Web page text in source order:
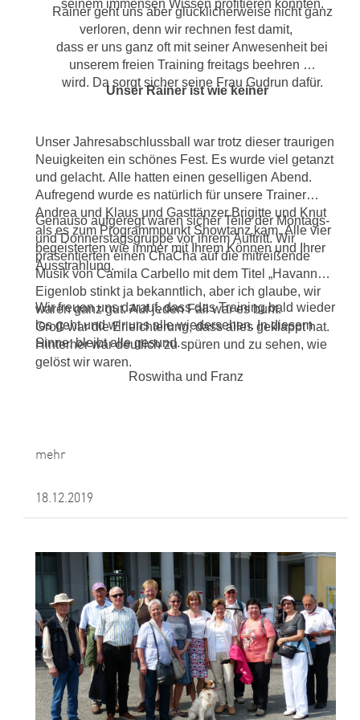
seinem immensen Wissen profitieren konnten.
Rainer geht uns aber glücklicherweise nicht ganz
verloren, denn wir rechnen fest damit,
dass er uns ganz oft mit seiner Anwesenheit bei
unserem freien Training freitags beehren
wird. Da sorgt sicher seine Frau Gudrun dafür.
Unser Rainer ist wie keiner
Unser Jahresabschlussball war trotz dieser traurigen
Neuigkeiten ein schönes Fest. Es wurde viel getanzt
und gelacht. Alle hatten einen geselligen Abend.
Aufregend wurde es natürlich für unsere Trainer
Andrea und Klaus und Gasttänzer Brigitte und Knut
als es zum Programmpunkt Showtanz kam. Alle vier
begeisterten wie immer mit Ihrem Können und Ihrer
Ausstrahlung.
Genauso aufgeregt waren sicher Teile der Montags-
und Donnerstagsgruppe vor ihrem Auftritt. Wir
präsentierten einen ChaCha auf die mitreißende
Musik von Camila Carbello mit dem Titel „Havanna“.
Eigenlob stinkt ja bekanntlich, aber ich glaube, wir
waren ganz gut. Auf jeden Fall war es bunt.
Groß war die Erleichterung, dass alles geklappt hat.
Hinterher war deutlich zu spüren und zu sehen, wie
gelöst wir waren.
Wir freuen uns darauf, dass das Training bald wieder
los geht und wir uns alle wiedersehen. In diesem
Sinne: bleibt alle gesund.
Roswitha und Franz
mehr
18.12.2019